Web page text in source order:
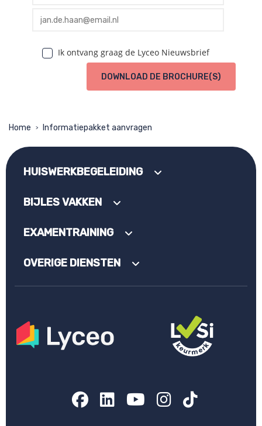
profile email
Ik ontvang graag de Lyceo Nieuwsbrief
DOWNLOAD DE BROCHURE(S)
Home > Informatiepakket aanvragen
HUISWERKBEGELEIDING
BIJLES VAKKEN
EXAMENTRAINING
OVERIGE DIENSTEN
Facebook
LinkedIn
YouTube
Instagram
TikTok